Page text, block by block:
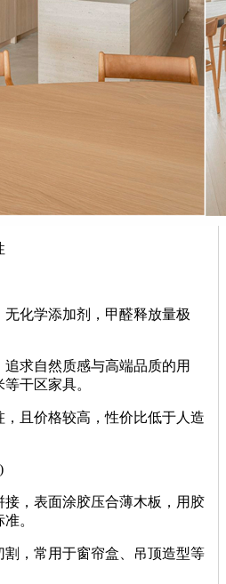
化学添加剂，甲醛释放量极
求自然质感与高端品质的用
干区家具。
且价格较高，性价比低于人造
，表面涂胶压合薄木板，用胶
。
，常用于窗帘盒、吊顶造型等